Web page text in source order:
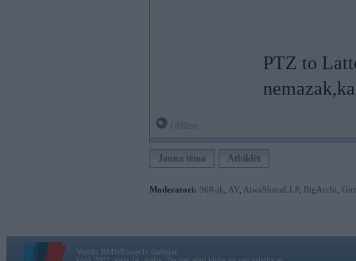
PTZ to
Jauna tēma Atbildēt
Moderatori: 968-jk AV AiwaShuraLLP, BigArchi
Vortāls BMWPower.lv darbojas